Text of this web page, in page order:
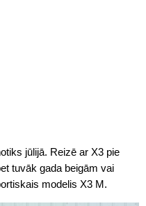
jūlijā. Reizē ar X3 pie
tuvāk gada beigām vai
modelis X3 M.